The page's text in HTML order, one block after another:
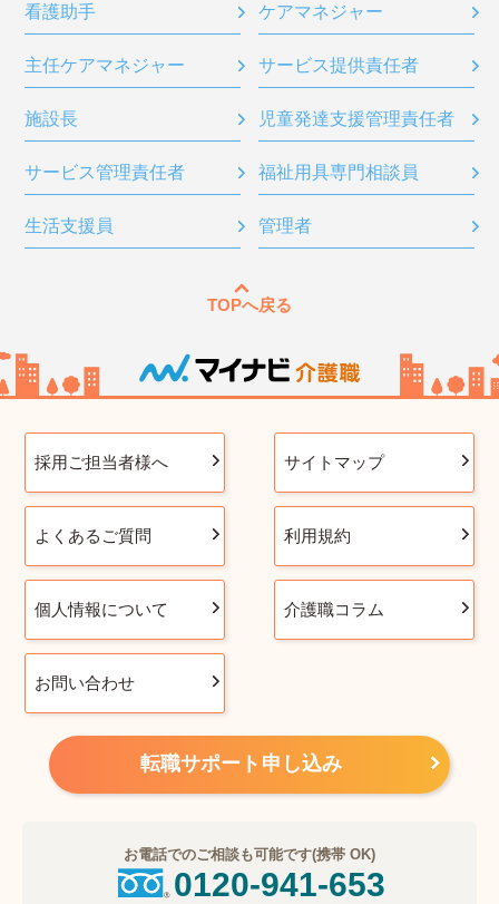
看護助手 ケアマネジャー
主任ケアマネジャー サービス提供責任者
施設長 児童発達支援管理責任者
サービス管理責任者 福祉用具専門相談員
生活支援員 管理者
TOPへ戻る
採用ご担当者様へ サイトマップ
よくあるご質問 利用規約
個人情報について 介護職コラム
お問い合わせ
転職サポート申し込み
お電話でのご相談も可能です(携帯 OK)
0120-941-653